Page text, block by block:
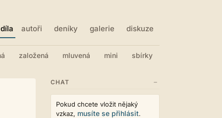
díla autoři deníky galerie diskuze
založená mluvená mini sbírky
CHAT −
Pokud chcete vložit nějaký
vzkaz, musíte se přihlásit.